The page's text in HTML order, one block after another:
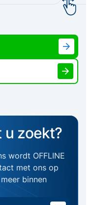
u zoekt?
wordt OFFLINE
met ons op
binnen